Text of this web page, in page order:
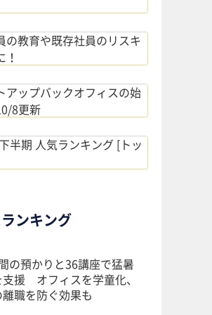
の教育や既存社員のリスキ
！
アップバックオフィスの始
8更新
半期 人気ランキング [トッ
ンキング
の預かりと36講座で猛暑
援 オフィスを学童化、
職を防ぐ効果も